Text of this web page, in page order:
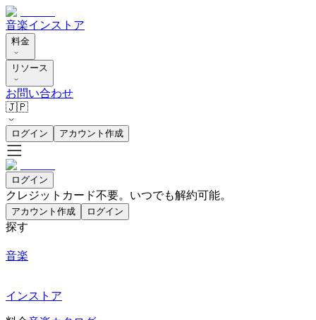
音楽インストア
料金
リソース
お問い合わせ
🇯🇵
ログイン アカウント作成
ログイン
クレジットカード不要。いつでも解約可能。
アカウント作成 ログイン
探す
音楽
インストア